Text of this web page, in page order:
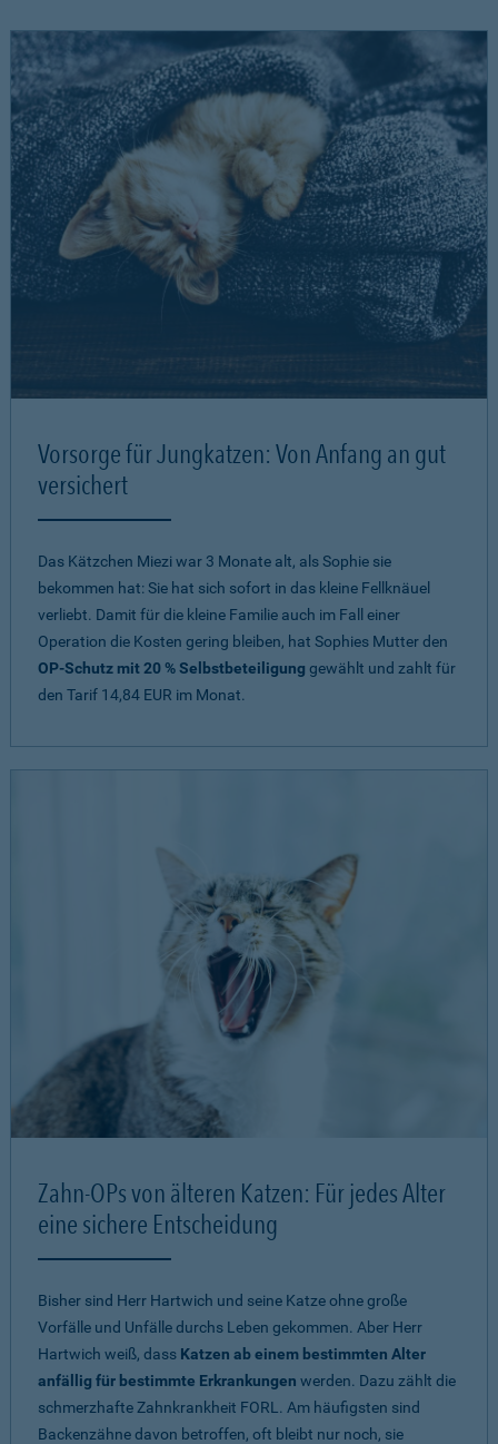
Vorsorge für Jungkatzen: Von Anfang an gut
versichert
Das Kätzchen Miezi war 3 Monate alt, als Sophie sie
bekommen hat: Sie hat sich sofort in das kleine Fellknäuel
verliebt. Damit für die kleine Familie auch im Fall einer
Operation die Kosten gering bleiben, hat Sophies Mutter den
OP-Schutz mit 20 % Selbstbeteiligung gewählt und zahlt für
den Tarif 14,84 EUR im Monat.
Zahn-OPs von älteren Katzen: Für jedes Alter
eine sichere Entscheidung
Bisher sind Herr Hartwich und seine Katze ohne große
Vorfälle und Unfälle durchs Leben gekommen. Aber Herr
Hartwich weiß, dass Katzen ab einem bestimmten Alter
anfällig für bestimmte Erkrankungen werden. Dazu zählt die
schmerzhafte Zahnkrankheit FORL. Am häufigsten sind
Backenzähne davon betroffen, oft bleibt nur noch, sie